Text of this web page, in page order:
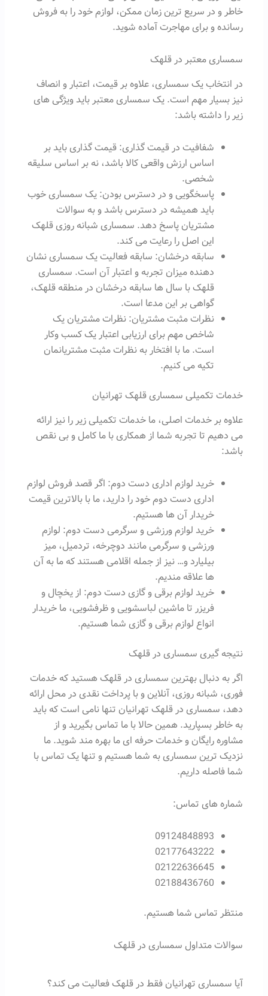
خاطر و در سریع ترین زمان ممکن، لوازم خود را به فروش
رسانده و برای مهاجرت آماده شوید.
سمساری معتبر در قلهک
در انتخاب یک سمساری، علاوه بر قیمت، اعتبار و انصاف
نیز بسیار مهم است. یک سمساری معتبر باید ویژگی های
زیر را داشته باشد:
شفافیت در قیمت گذاری: قیمت گذاری باید بر
اساس ارزش واقعی کالا باشد، نه بر اساس سلیقه
شخصی.
پاسخگویی و در دسترس بودن: یک سمساری خوب
باید همیشه در دسترس باشد و به سوالات
مشتریان پاسخ دهد. سمساری شبانه روزی قلهک
این اصل را رعایت می کند.
سابقه درخشان: سابقه فعالیت یک سمساری نشان
دهنده میزان تجربه و اعتبار آن است. سمساری
قلهک با سال ها سابقه درخشان در منطقه قلهک،
گواهی بر این مدعا است.
نظرات مثبت مشتریان: نظرات مشتریان یک
شاخص مهم برای ارزیابی اعتبار یک کسب وکار
است. ما با افتخار به نظرات مثبت مشتریانمان
تکیه می کنیم.
خدمات تکمیلی سمساری قلهک تهرانیان
علاوه بر خدمات اصلی، ما خدمات تکمیلی زیر را نیز ارائه
می دهیم تا تجربه شما از همکاری با ما کامل و بی نقص
باشد:
خرید لوازم اداری دست دوم: اگر قصد فروش لوازم
اداری دست دوم خود را دارید، ما با بالاترین قیمت
خریدار آن ها هستیم.
خرید لوازم ورزشی و سرگرمی دست دوم: لوازم
ورزشی و سرگرمی مانند دوچرخه، تردمیل، میز
بیلیارد و… نیز از جمله اقلامی هستند که ما به آن
ها علاقه مندیم.
خرید لوازم برقی و گازی دست دوم: از یخچال و
فریزر تا ماشین لباسشویی و ظرفشویی، ما خریدار
انواع لوازم برقی و گازی شما هستیم.
نتیجه گیری سمساری در قلهک
اگر به دنبال بهترین سمساری در قلهک هستید که خدمات
فوری، شبانه روزی، آنلاین و با پرداخت نقدی در محل ارائه
دهد، سمساری در قلهک تهرانیان تنها نامی است که باید
به خاطر بسپارید. همین حالا با ما تماس بگیرید و از
مشاوره رایگان و خدمات حرفه ای ما بهره مند شوید. ما
نزدیک ترین سمساری به شما هستیم و تنها یک تماس با
شما فاصله داریم.
شماره های تماس:
09124848893
02177643222
02122636645
02188436760
منتظر تماس شما هستیم.
سوالات متداول سمساری در قلهک
آیا سمساری تهرانیان فقط در قلهک فعالیت می کند؟